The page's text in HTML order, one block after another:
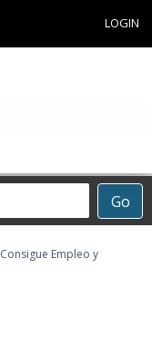
LOGIN
Go
Consigue Empleo y